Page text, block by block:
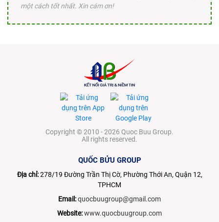
một cách tốt nhất. Xin cám ơn!
Copyright © 2010 - 2026 Quoc Buu Group.
All rights reserved.
QUỐC BỬU GROUP
Địa chỉ:278/19 Đường Trần Thị Cờ, Phường Thới An, Quận 12,
TPHCM
Email:quocbuugroup@gmail.com
Website:www.quocbuugroup.com